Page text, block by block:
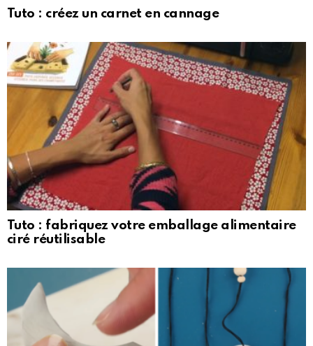
Tuto : créez un carnet en cannage
Tuto : fabriquez votre emballage alimentaire
ciré réutilisable